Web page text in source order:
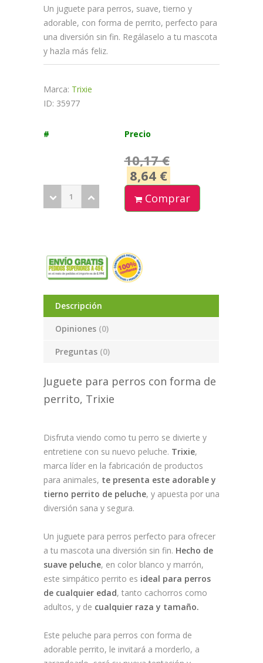
Un juguete para perros, suave, tierno y
adorable, con forma de perrito, perfecto para
una diversión sin fin. Regálaselo a tu mascota
y hazla más feliz.
Marca: Trixie
ID: 35977
# Precio
10,17 €
8,64 €
Comprar
Descripción
Opiniones (0)
Preguntas (0)
Juguete para perros con forma de
perrito, Trixie
Disfruta viendo como tu perro se divierte y
entretiene con su nuevo peluche. Trixie,
marca líder en la fabricación de productos
para animales, te presenta este adorable y
tierno perrito de peluche, y apuesta por una
diversión sana y segura.
Un juguete para perros perfecto para ofrecer
a tu mascota una diversión sin fin. Hecho de
suave peluche, en color blanco y marrón,
este simpático perrito es ideal para perros
de cualquier edad, tanto cachorros como
adultos, y de cualquier raza y tamaño.
Este peluche para perros con forma de
adorable perrito, le invitará a morderlo, a